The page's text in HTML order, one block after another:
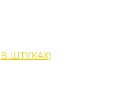
(В ШТУКАХ)